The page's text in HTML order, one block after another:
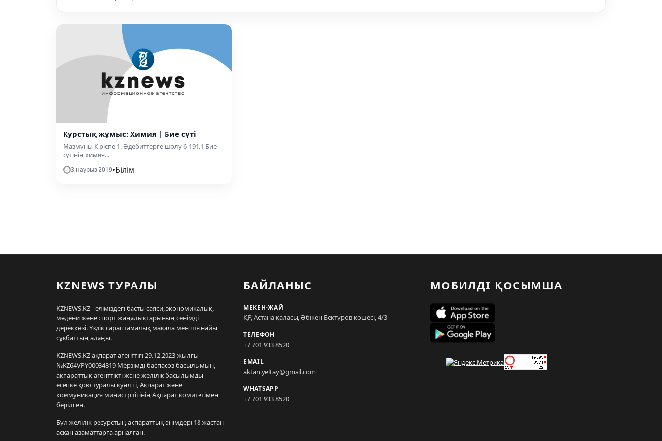
Курстық жұмыс: Химия | Бие сүті
Мазмұны Кіріспе 1. Әдебиттерге шолу 6-191.1 Бие
сүтінің химия...
3 наурыз 2019•Білім
KZNEWS ТУРАЛЫ
KZNEWS.KZ - еліміздегі басты саяси, экономикалық,
мәдени және спорт жаңалықтарының сенімді
дереккөзі. Үздік сараптамалық мақала мен шынайы
сұқбаттың алаңы.
KZNEWS.KZ ақпарат агенттігі 29.12.2023 жылғы
№KZ64VPY00084819 Мерзімді баспасөз басылымын,
ақпараттық агенттікті және желілік басылымды
есепке қою туралы куәлігі, Ақпарат және
коммуникация министрлігінің Ақпарат комитетімен
берілген.
Бұл желілік ресурстың ақпараттық өнімдері 18 жастан
асқан азаматтарға арналған.
БАЙЛАНЫС
МЕКЕН-ЖАЙ
ҚР, Астана қаласы, Әбікен Бектұров көшесі, 4/3
ТЕЛЕФОН
+7 701 933 8520
EMAIL
aktan.yeltay@gmail.com
WHATSAPP
+7 701 933 8520
МОБИЛДІ ҚОСЫМША